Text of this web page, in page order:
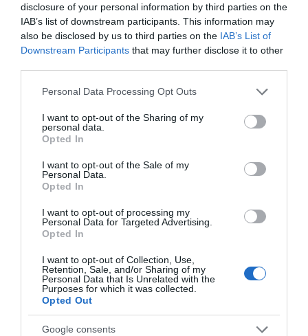
disclosure of your personal information by third parties on the
IAB’s list of downstream participants. This information may
also be disclosed by us to third parties on the IAB’s List of
Downstream Participants that may further disclose it to other
Please note that this website/app uses one or more Google
not limited to your visit or usage behaviour. You may click to
grant or deny consent to Google and its third-party tags to
use your data for below specified purposes in below Google
consent section.
Personal Data Processing Opt Outs
I want to opt-out of the Sharing of my
personal data.
Opted In
I want to opt-out of the Sale of my
Personal Data.
Opted In
I want to opt-out of processing my
Personal Data for Targeted Advertising.
Opted In
I want to opt-out of Collection, Use,
Retention, Sale, and/or Sharing of my
Personal Data that Is Unrelated with the
Purposes for which it was collected.
Opted Out
Google consents
ΔΙΕΘΝΗ
Πόλη της Κριμαίας σε κατάσταση «τεχνικής»
έκτακτης ανάγκης λόγω πυρκαγιάς σε
07.10.2024 - 09:14